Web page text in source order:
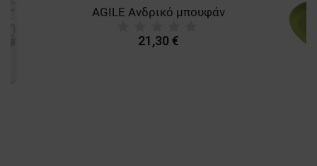
AGILE Ανδρικό μπουφάν
21,30 €